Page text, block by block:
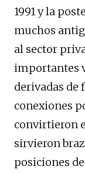
1991 y la
muchos
al sector
importantes
derivadas de
conexiones
convirtieron
sirvieron
posiciones